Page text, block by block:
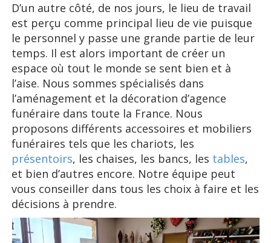
D’un autre côté, de nos jours, le lieu de travail
est perçu comme principal lieu de vie puisque
le personnel y passe une grande partie de leur
temps. Il est alors important de créer un
espace où tout le monde se sent bien et à
l’aise. Nous sommes spécialisés dans
l’aménagement et la décoration d’agence
funéraire dans toute la France. Nous
proposons différents accessoires et mobiliers
funéraires tels que les chariots, les
présentoirs, les chaises, les bancs, les tables,
et bien d’autres encore. Notre équipe peut
vous conseiller dans tous les choix à faire et les
décisions à prendre.